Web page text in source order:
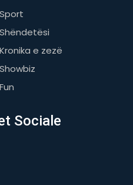
Sport
Shëndetësi
Kronika e zezë
Showbiz
Fun
Sociale